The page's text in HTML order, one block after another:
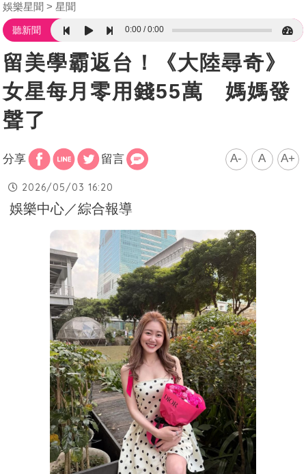
娛樂星聞 星聞
聽新聞 0:00 0:00
留美學霸返台！《大陸尋奇》
女星每月零用錢55萬 媽媽發
聲了
分享 留言 A- A A+
2026/05/03 16:20
娛樂中心／綜合報導